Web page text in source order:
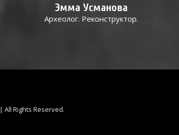
Эмма Усманова
Археолог. Реконструктор.
| All Rights Reserved.